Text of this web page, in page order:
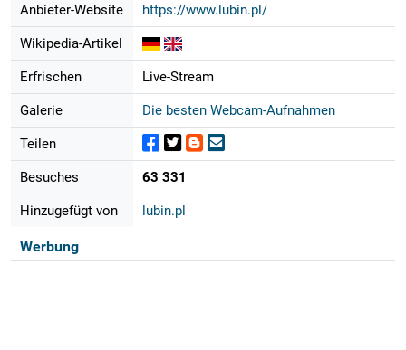
Anbieter-Website https://www.lubin.pl/
Wikipedia-Artikel
Erfrischen Live-Stream
Galerie Die besten Webcam-Aufnahmen
Teilen
Besuches 63 331
Hinzugefügt von lubin.pl
Werbung